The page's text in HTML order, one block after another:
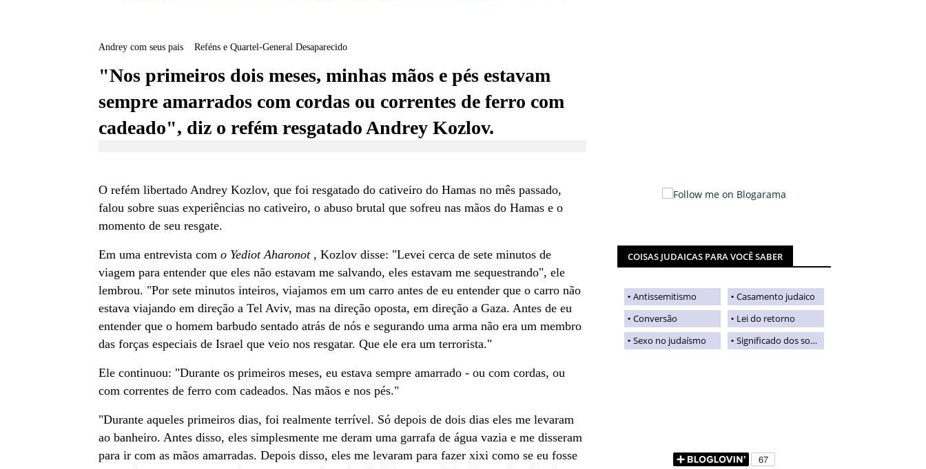
Andrey com seus pais Reféns e Quartel-General Desaparecido
"Nos primeiros dois meses, minhas mãos e pés estavam
sempre amarrados com cordas ou correntes de ferro com
cadeado", diz o refém resgatado Andrey Kozlov.
O refém libertado Andrey Kozlov, que foi resgatado do cativeiro do Hamas no mês passado,
falou sobre suas experiências no cativeiro, o abuso brutal que sofreu nas mãos do Hamas e o
momento de seu resgate.
Em uma entrevista com o Yediot Aharonot, Kozlov disse: "Levei cerca de sete minutos de
viagem para entender que eles não estavam me salvando, eles estavam me sequestrando", ele
lembrou. "Por sete minutos inteiros, viajamos em um carro antes de eu entender que o carro não
estava viajando em direção a Tel Aviv, mas na direção oposta, em direção a Gaza. Antes de eu
entender que o homem barbudo sentado atrás de nós e segurando uma arma não era um membro
das forças especiais de Israel que veio nos resgatar. Que ele era um terrorista."
Ele continuou: "Durante os primeiros meses, eu estava sempre amarrado - ou com cordas, ou
com correntes de ferro com cadeados. Nas mãos e nos pés."
"Durante aqueles primeiros dias, foi realmente terrível. Só depois de dois dias eles me levaram
ao banheiro. Antes disso, eles simplesmente me deram uma garrafa de água vazia e me disseram
para ir com as mãos amarradas. Depois disso, eles me levaram para fazer xixi como se eu fosse
COISAS JUDAICAS PARA VOCÊ SABER
Antissemitismo
Casamento judaico
Conversão
Lei do retorno
Sexo no judaísmo
Significado dos sobrenomes judaicos